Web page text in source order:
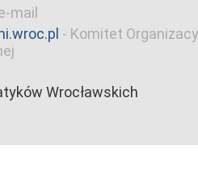
mail
- Komitet
Wrocławskich